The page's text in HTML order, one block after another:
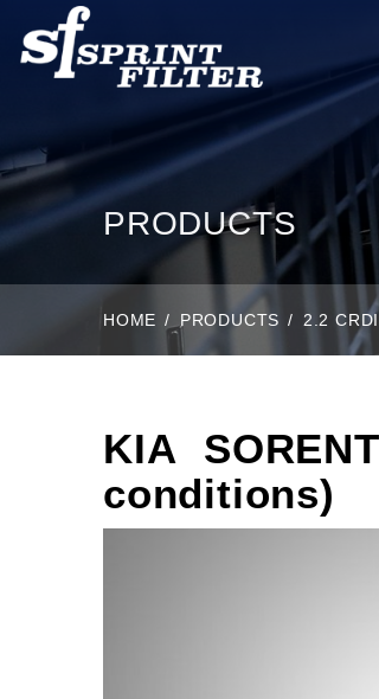
PRODUCTS
HOME PRODUCTS 2.2
KIA
conditions)